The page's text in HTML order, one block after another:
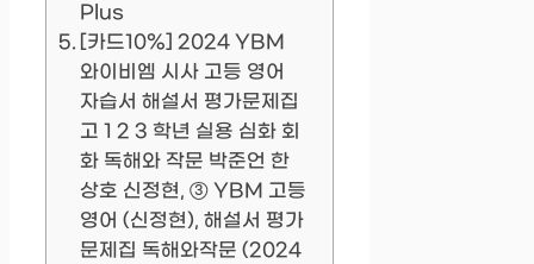
Plus
[카드10%] 2024 YBM
와이비엠 시사 고등 영어
자습서 해설서 평가문제집
고 1 2 3 학년 실용 심화 회
화 독해와 작문 박준언 한
상호 신정현, ③ YBM 고등
영어 (신정현), 해설서 평가
문제집 독해와작문 (2024